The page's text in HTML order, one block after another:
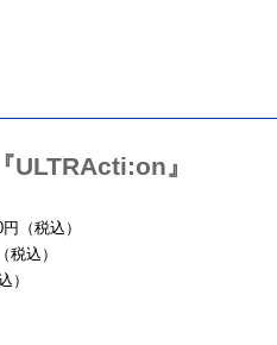
』
（税込）
込）
）